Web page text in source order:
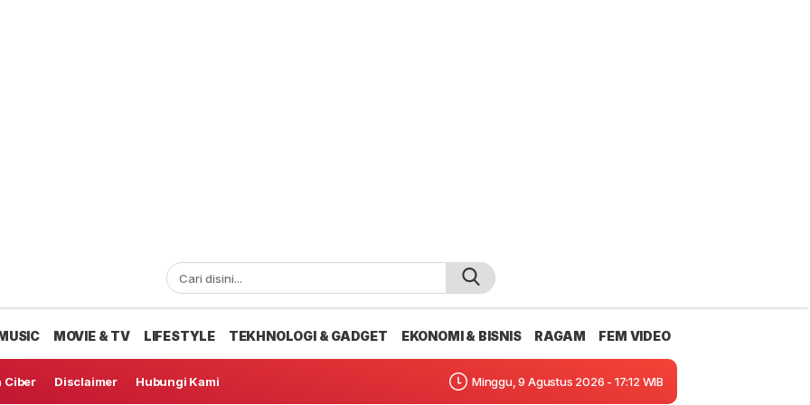
MOVIE & TV LIFESTYLE TEKHNOLOGI & GADGET EKONOMI & BISNIS RAGAM FEM VIDEO
Ciber Disclaimer Hubungi Kami Minggu, 9 Agustus 2026 - 17:12 WIB